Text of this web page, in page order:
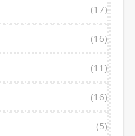
(17)
(16)
(11)
(16)
(5)